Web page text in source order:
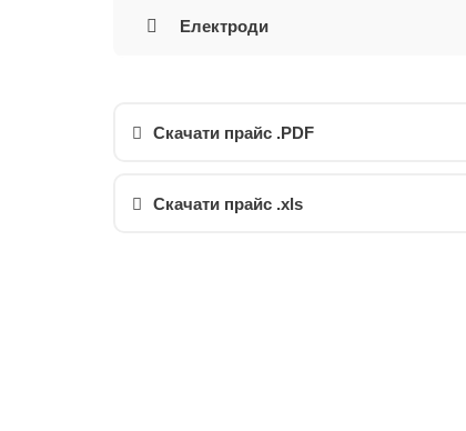
Електроди
Скачати прайс .PDF
Скачати прайс .xls